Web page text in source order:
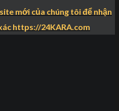
mới của chúng tôi để nhận
https://24KARA.com